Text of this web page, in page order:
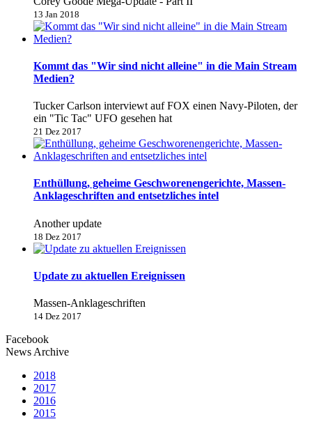
13 Jan 2018
Kommt das "Wir sind nicht alleine" in die Main Stream
Medien?
Tucker Carlson interviewt auf FOX einen Navy-Piloten, der
ein "Tic Tac" UFO gesehen hat
21 Dez 2017
Enthüllung, geheime Geschworenengerichte, Massen-
Anklageschriften and entsetzliches intel
Another update
18 Dez 2017
Update zu aktuellen Ereignissen
Massen-Anklageschriften
14 Dez 2017
Facebook
News Archive
2018
2017
2016
2015